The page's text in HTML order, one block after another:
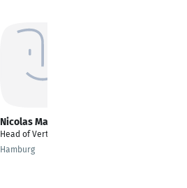
Nicolas Majorel
Head of Vertical Dairy
Hamburg